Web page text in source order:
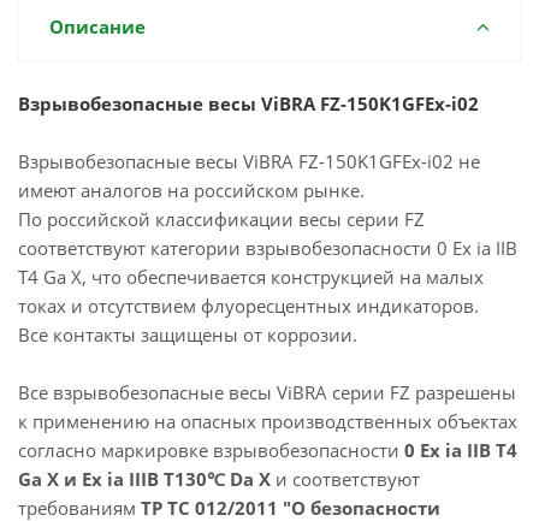
Описание
Взрывобезопасные весы ViBRA FZ-150K1GFEx-i02
Взрывобезопасные весы ViBRA FZ-150K1GFEx-i02 не
имеют аналогов на российском рынке.
По российской классификации весы серии FZ
соответствуют категории взрывобезопасности 0 Ex ia IIB
T4 Ga X, что обеспечивается конструкцией на малых
токах и отсутствием флуоресцентных индикаторов.
Все контакты защищены от коррозии.
Все взрывобезопасные весы ViBRA серии FZ разрешены
к применению на опасных производственных объектах
согласно маркировке взрывобезопасности 0 Ex ia IIB T4
Ga X и Ex ia IIIB T130℃ Da X и соответствуют
требованиям ТР ТС 012/2011 "О безопасности